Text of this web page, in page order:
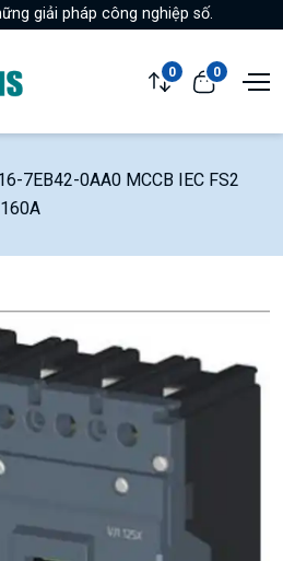
giải pháp công nghiệp số.
0 0
7EB42-0AA0 MCCB IEC FS2